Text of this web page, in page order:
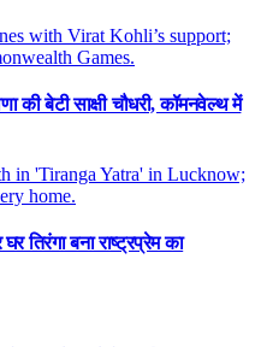
की बेटी साक्षी चौधरी, कॉमनवेल्थ में
तिरंगा बना राष्ट्रप्रेम का